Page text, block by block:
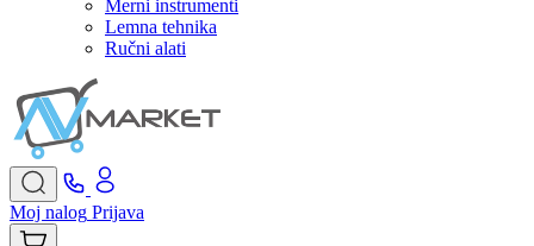
Merni instrumenti
Lemna tehnika
Ručni alati
Moj nalog Prijava